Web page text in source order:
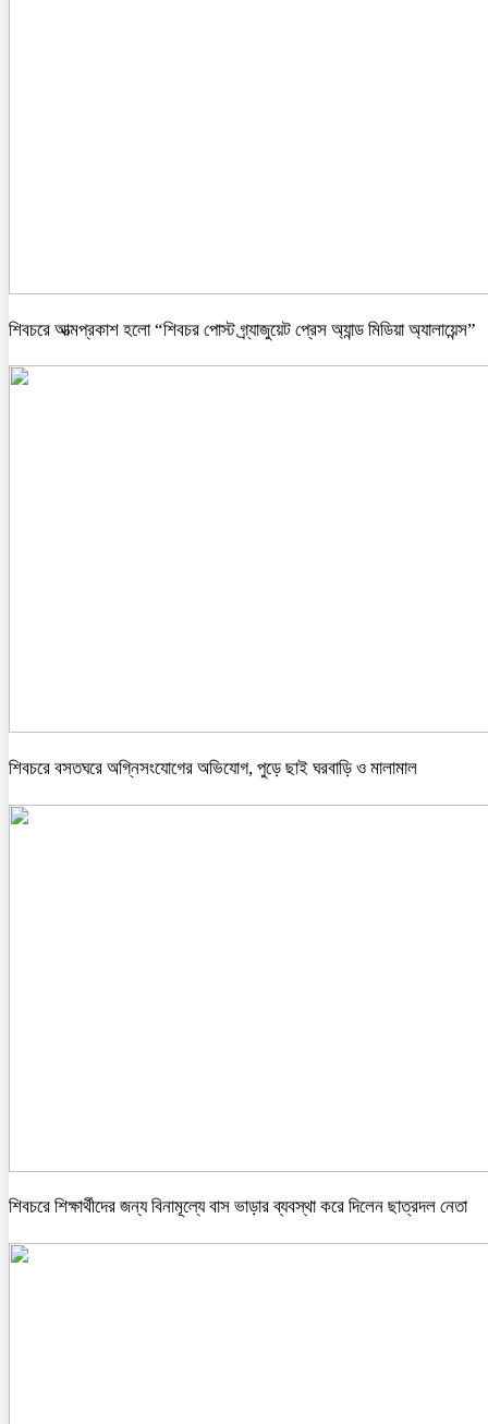
শিবচরে আত্মপ্রকাশ হলো “শিবচর পোস্ট গ্র্যাজুয়েট প্রেস অ্যান্ড মিডিয়া অ্যালায়েন্স”
শিবচরে বসতঘরে অগ্নিসংযোগের অভিযোগ, পুড়ে ছাই ঘরবাড়ি ও মালামাল
শিবচরে শিক্ষার্থীদের জন্য বিনামূল্যে বাস ভাড়ার ব্যবস্থা করে দিলেন ছাত্রদল নেতা